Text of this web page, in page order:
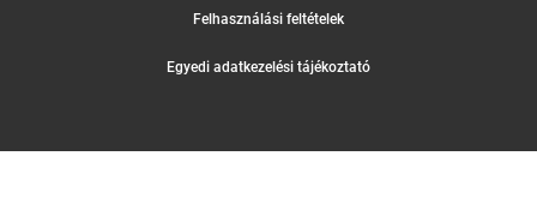
Felhasználási feltételek
Egyedi adatkezelési tájékoztató